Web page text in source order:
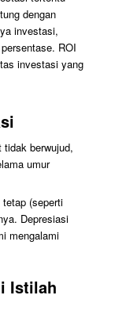
dengan
investasi,
ROI
investasi yang
berwujud,
umur
(seperti
Depresiasi
mengalami
Istilah